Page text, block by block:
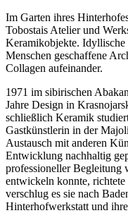
Im Garten ihres
Tobostais Atelier und
Keramikobjekte. Idyllische
Menschen geschaffene
Collagen aufeinander.
1971 im sibirischen
Jahre Design in
schließlich Keramik
Gastkünstlerin in der
Austausch mit anderen
Entwicklung nachhaltig
professioneller Begleitung
entwickeln konnte, richtete
verschlug es sie nach
Hinterhofwerkstatt und